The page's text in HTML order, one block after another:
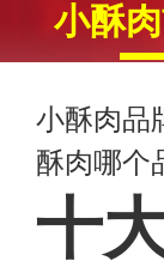
小酥
小酥肉品
酥肉哪个
十